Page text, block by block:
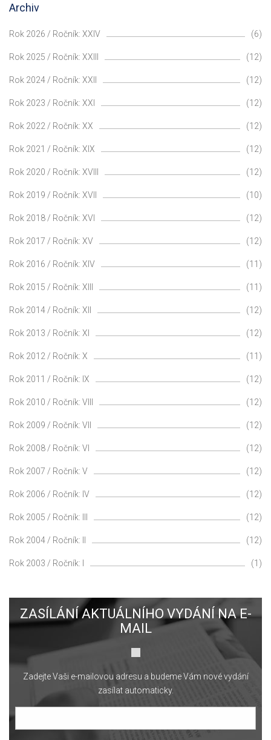
Archiv
Rok 2026 / Ročník: XXIV (6)
Rok 2025 / Ročník: XXIII (12)
Rok 2024 / Ročník: XXII (12)
Rok 2023 / Ročník: XXI (12)
Rok 2022 / Ročník: XX (12)
Rok 2021 / Ročník: XIX (12)
Rok 2020 / Ročník: XVIII (12)
Rok 2019 / Ročník: XVII (10)
Rok 2018 / Ročník: XVI (12)
Rok 2017 / Ročník: XV (12)
Rok 2016 / Ročník: XIV (11)
Rok 2015 / Ročník: XIII (11)
Rok 2014 / Ročník: XII (12)
Rok 2013 / Ročník: XI (12)
Rok 2012 / Ročník: X (11)
Rok 2011 / Ročník: IX (12)
Rok 2010 / Ročník: VIII (12)
Rok 2009 / Ročník: VII (12)
Rok 2008 / Ročník: VI (12)
Rok 2007 / Ročník: V (12)
Rok 2006 / Ročník: IV (12)
Rok 2005 / Ročník: III (12)
Rok 2004 / Ročník: II (12)
Rok 2003 / Ročník: I (1)
ZASÍLÁNÍ AKTUÁLNÍHO VYDÁNÍ NA E-
MAIL
Zadejte Vaši e-mailovou adresu a budeme Vám nové vydání
zasílat automaticky.